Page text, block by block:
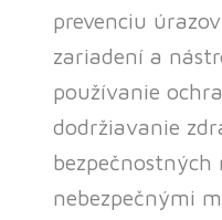
prevenciu
zariadení a
používanie
dodržiavanie
nebezpečnými